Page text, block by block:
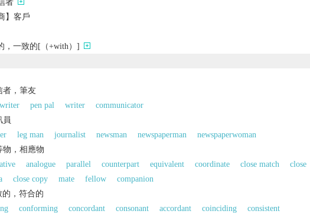
者
】客戶
，一致的[（+with）]
者，筆友
pen pal writer
communicator
員
leg man journalist newsman newspaperman
newspaperwoman
物，相應物
analogue parallel counterpart equivalent coordinate close match
close
close copy mate fellow
companion
的，符合的
conforming concordant consonant accordant coinciding
consistent